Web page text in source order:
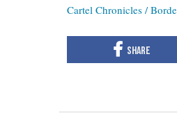
Cartel Chronicles /